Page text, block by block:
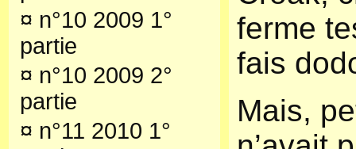
¤ n°10 2009 1°
partie
¤ n°10 2009 2°
partie
¤ n°11 2010 1°
ferme
fais
Mais,